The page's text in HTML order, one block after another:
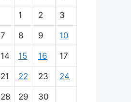
1 2 3
7 8 9 10
14 15 16 17
21 22 23 24
28 29 30